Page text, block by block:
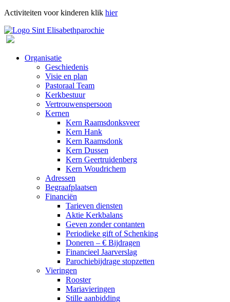
Activiteiten voor kinderen klik hier
Organisatie
Geschiedenis
Visie en plan
Pastoraal Team
Kerkbestuur
Vertrouwenspersoon
Kernen
Kern Raamsdonksveer
Kern Hank
Kern Raamsdonk
Kern Dussen
Kern Geertruidenberg
Kern Woudrichem
Adressen
Begraafplaatsen
Financiën
Tarieven diensten
Aktie Kerkbalans
Geven zonder contanten
Periodieke gift of Schenking
Doneren – € Bijdragen
Financieel Jaarverslag
Parochiebijdrage stopzetten
Vieringen
Rooster
Mariavieringen
Stille aanbidding